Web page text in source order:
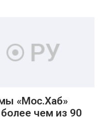
«Мос.Хаб»
чем из 90